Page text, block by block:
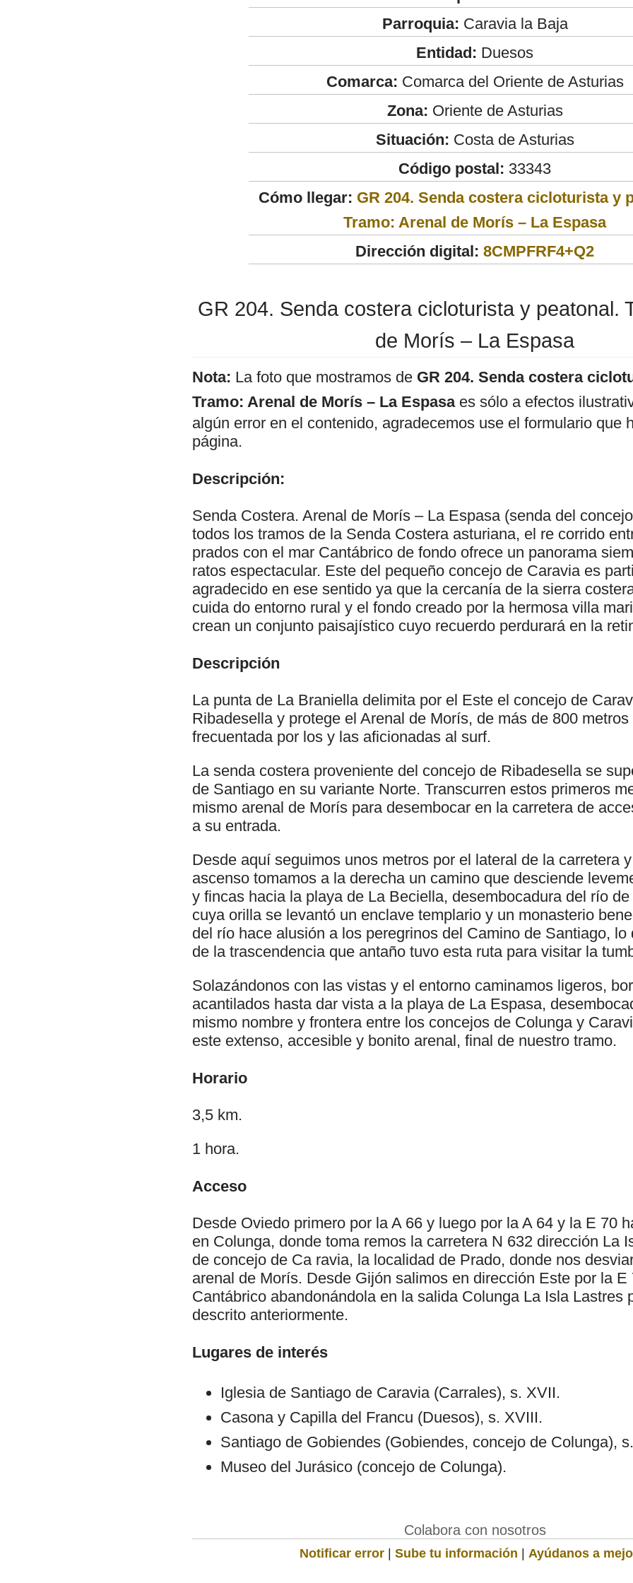
Parroquia: Caravia la Baja
Entidad: Duesos
Comarca: Comarca del Oriente de Asturias
Zona: Oriente de Asturias
Situación: Costa de Asturias
Código postal: 33343
Cómo llegar: GR 204. Senda costera cicloturista y
Tramo: Arenal de Morís – La Espasa
Dirección digital: 8CMPFRF4+Q2
GR 204. Senda costera cicloturista y peatonal.
de Morís – La Espasa
Nota: La foto que mostramos de GR 204. Senda costera
Tramo: Arenal de Morís – La Espasaes sólo a efectos
algún error en el contenido, agradecemos use el formulario que
página.
Descripción:
Senda Costera. Arenal de Morís – La Espasa (senda del
todos los tramos de la Senda Costera asturiana, el re corrido
prados con el mar Cantábrico de fondo ofrece un panorama
ratos espectacular. Este del pequeño concejo de Caravia es
agradecido en ese sentido ya que la cercanía de la sierra
cuida do entorno rural y el fondo creado por la hermosa villa
crean un conjunto paisajístico cuyo recuerdo perdurará en la
Descripción
La punta de La Braniella delimita por el Este el concejo de
Ribadesella y protege el Arenal de Morís, de más de 800
frecuentada por los y las aficionadas al surf.
La senda costera proveniente del concejo de Ribadesella se
de Santiago en su variante Norte. Transcurren estos primeros
mismo arenal de Morís para desembocar en la carretera de
a su entrada.
Desde aquí seguimos unos metros por el lateral de la carretera
ascenso tomamos a la derecha un camino que desciende
y fincas hacia la playa de La Beciella, desembocadura del río
cuya orilla se levantó un enclave templario y un monasterio
del río hace alusión a los peregrinos del Camino de Santiago, lo
de la trascendencia que antaño tuvo esta ruta para visitar la
Solazándonos con las vistas y el entorno caminamos ligeros,
acantilados hasta dar vista a la playa de La Espasa,
mismo nombre y frontera entre los concejos de Colunga y
este extenso, accesible y bonito arenal, final de nuestro tramo.
Horario
3,5 km.
1 hora.
Acceso
Desde Oviedo primero por la A 66 y luego por la A 64 y la E 70
en Colunga, donde toma remos la carretera N 632 dirección La
de concejo de Ca ravia, la localidad de Prado, donde nos
arenal de Morís. Desde Gijón salimos en dirección Este por la E
Cantábrico abandonándola en la salida Colunga La Isla Lastres
descrito anteriormente.
Lugares de interés
Iglesia de Santiago de Caravia (Carrales), s. XVII.
Casona y Capilla del Francu (Duesos), s. XVIII.
Santiago de Gobiendes (Gobiendes, concejo de Colunga),
Museo del Jurásico (concejo de Colunga).
Colabora con nosotros
Notificar error | Sube tu información | Ayúdanos a